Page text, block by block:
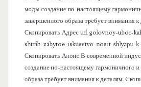
моды создание по-настоящему
завершенного образа требует внимания к
Скопировать Адрес url golovnoy-ubor-
shtrih-zabytoe-iskusstvo-nosit-shlyapu-
Скопировать Анонс В современной
создание по-настоящему гармоничного и
образа требует внимания к деталям.